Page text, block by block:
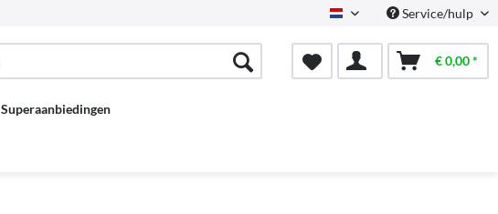
Dutch Service/hulp
€ 0,00 *
Superaanbiedingen